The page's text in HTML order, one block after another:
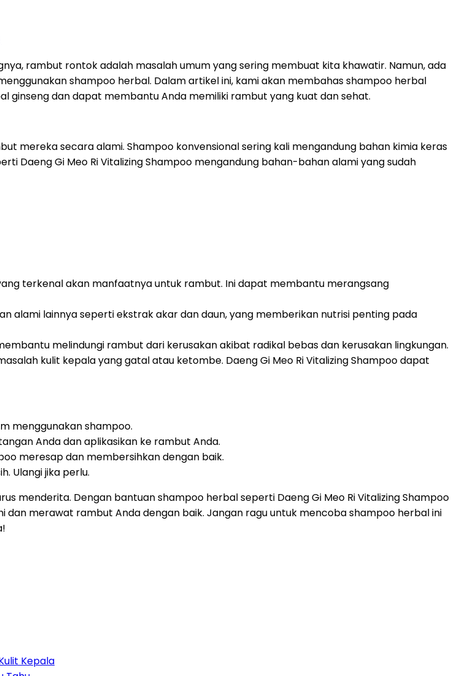
rambut rontok adalah masalah umum yang sering membuat kita khawatir. Namun, ada
shampoo herbal. Dalam artikel ini, kami akan membahas shampoo herbal
ginseng dan dapat membantu Anda memiliki rambut yang kuat dan sehat.
mereka secara alami. Shampoo konvensional sering kali mengandung bahan kimia keras
Daeng Gi Meo Ri Vitalizing Shampoo mengandung bahan-bahan alami yang sudah
terkenal akan manfaatnya untuk rambut. Ini dapat membantu merangsang
alami lainnya seperti ekstrak akar dan daun, yang memberikan nutrisi penting pada
melindungi rambut dari kerusakan akibat radikal bebas dan kerusakan lingkungan.
kulit kepala yang gatal atau ketombe. Daeng Gi Meo Ri Vitalizing Shampoo dapat
menggunakan shampoo.
Anda dan aplikasikan ke rambut Anda.
meresap dan membersihkan dengan baik.
Ulangi jika perlu.
menderita. Dengan bantuan shampoo herbal seperti Daeng Gi Meo Ri Vitalizing Shampoo
merawat rambut Anda dengan baik. Jangan ragu untuk mencoba shampoo herbal ini
Kepala